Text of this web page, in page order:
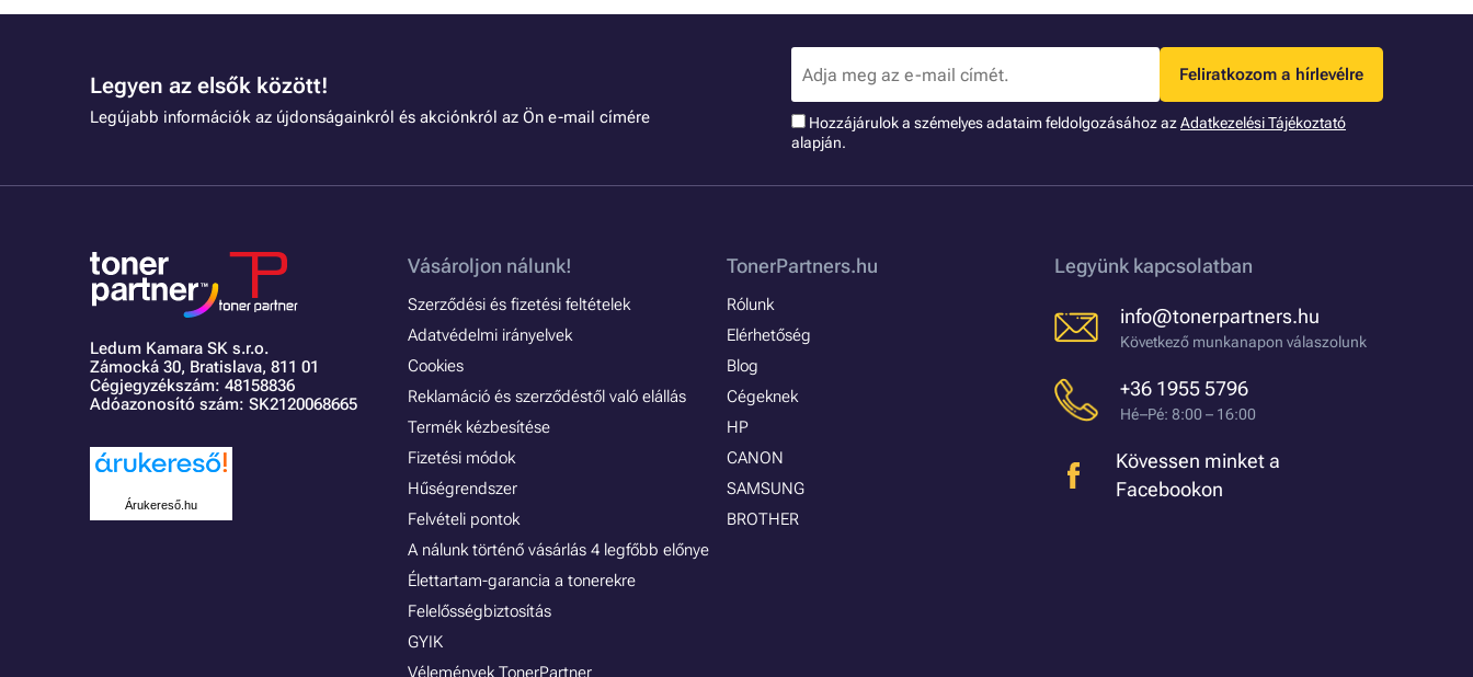
Legyen az elsők között!
Legújabb információk az újdonságainkról és akciónkról az Ön e-mail címére
Feliratkozom a hírlevélre
Hozzájárulok a szémelyes adataim feldolgozásához azAdatkezelési Tájékoztató
alapján.
Ledum Kamara SK s.r.o.
Zámocká 30, Bratislava, 811 01
Cégjegyzékszám: 48158836
Adóazonosító szám: SK2120068665
Árukereső.hu
Vásároljon nálunk!
Szerződési és fizetési feltételek
Adatvédelmi irányelvek
Cookies
Reklamáció és szerződéstől való elállás
Termék kézbesítése
Fizetési módok
Hűségrendszer
Felvételi pontok
A nálunk történő vásárlás 4 legfőbb előnye
Élettartam-garancia a tonerekre
Felelősségbiztosítás
GYIK
Vélemények TonerPartner
TonerPartners.hu
Rólunk
Elérhetőség
Blog
Cégeknek
HP
CANON
SAMSUNG
BROTHER
Legyünk kapcsolatban
info@tonerpartners.hu
Következő munkanapon válaszolunk
+36 1955 5796
Hé–Pé: 8:00 – 16:00
Kövessen minket a
Facebookon